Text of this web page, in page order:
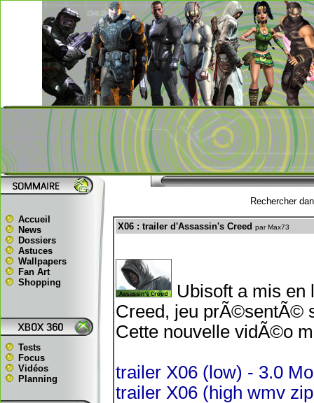
Accueil
News
Dossiers
Astuces
Wallpapers
Fan Art
Shopping
Tests
Focus
Vidéos
Planning
Rechercher
X06 : trailer d'Assassin's Creed par Max73
Ubisoft a mis en
Creed, jeu prÃ©sentÃ©
Cette nouvelle vidÃ©o
trailer X06 (low) - 3.0
trailer X06 (high wmv